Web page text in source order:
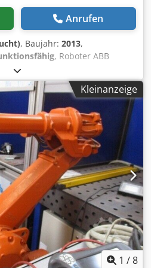
sind ständig Ersatzteile
I Rnefx Ai Aeha Der
und versteht sich pro Artikel.
Mehrwertsteuer von 19 %
Sie erhalten eine
ausgewiesener Mehrwertsteuer.
Buchen/Hainstadt. Versand -
aufgrund Stückzahl,
auf Anfrage – Bitte Land, Ort
auf Anfrage –
Anrufen
, Baujahr: 2013,
, Roboter ABB
IRC M2004, komplett 1 x
Csdpfx Aiozm Ikhj Asha 1 x
Steuerung: IRC5 M2004
Traglast: 12kg Max.
12/2013 Lieferumfang:
Teach-Panel, Schaltpläne
Gebrauchsspuren vorhanden.
und Bilder auf Anfrage.
Garantie. Keine weitere
sind ständig Ersatzteile
ist voll funktionsfähig und
Frei verladen / ab Werk. Der
Die gesetzlich
von 19 % wird beim
erhalten eine ordentliche
Mehrwertsteuer. Preis
Kleinanzeige
1 /8